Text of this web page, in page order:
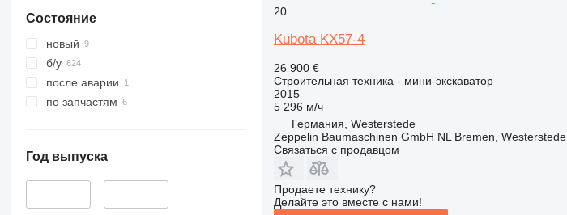
349
350
365
374
390
420
Состояние
новый
б/у
после аварии
по запчастям
Год выпуска
–
20
Kubota KX57-4
26 900 €
Строительная техника - мини-экскаватор
2015
5 296 м/ч
Германия, Westerstede
Zeppelin Baumaschinen GmbH NL Bremen, Westerstede
Связаться с продавцом
Продаете технику?
Делайте это вместе с нами!